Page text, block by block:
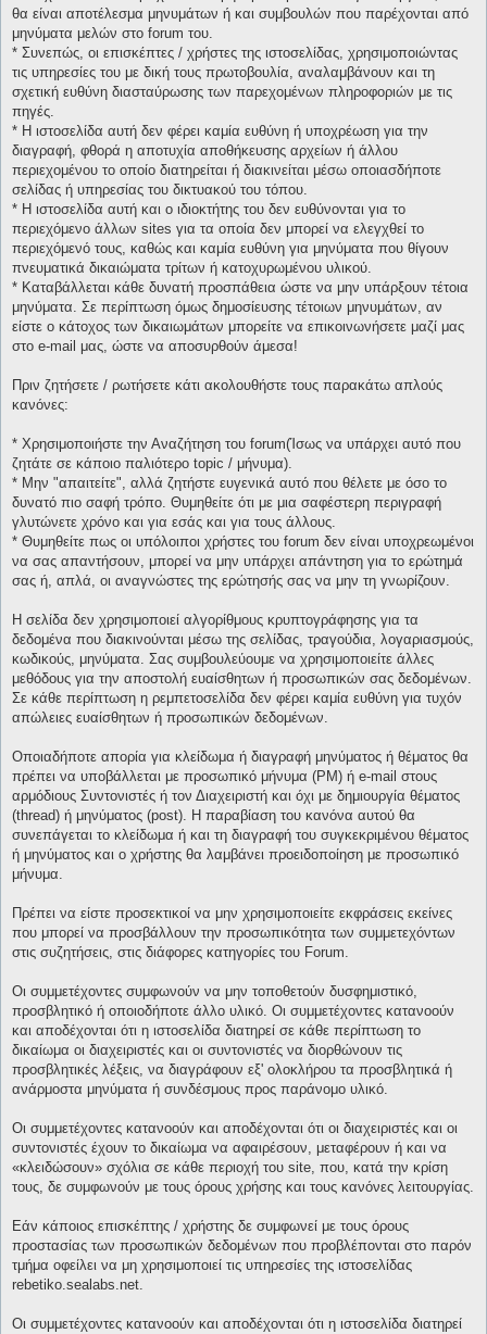
θα είναι αποτέλεσμα μηνυμάτων ή και συμβουλών που παρέχονται από
μηνύματα μελών στο forum του.
* Συνεπώς, οι επισκέπτες / χρήστες της ιστοσελίδας, χρησιμοποιώντας
τις υπηρεσίες του με δική τους πρωτοβουλία, αναλαμβάνουν και τη
σχετική ευθύνη διασταύρωσης των παρεχομένων πληροφοριών με τις
πηγές.
* H ιστοσελίδα αυτή δεν φέρει καμία ευθύνη ή υποχρέωση για την
διαγραφή, φθορά η αποτυχία αποθήκευσης αρχείων ή άλλου
περιεχομένου το οποίο διατηρείται ή διακινείται μέσω οποιασδήποτε
σελίδας ή υπηρεσίας του δικτυακού του τόπου.
* H ιστοσελίδα αυτή και ο ιδιοκτήτης του δεν ευθύνονται για το
περιεχόμενο άλλων sites για τα οποία δεν μπορεί να ελεγχθεί το
περιεχόμενό τους, καθώς και καμία ευθύνη για μηνύματα που θίγουν
πνευματικά δικαιώματα τρίτων ή κατοχυρωμένου υλικού.
* Καταβάλλεται κάθε δυνατή προσπάθεια ώστε να μην υπάρξουν τέτοια
μηνύματα. Σε περίπτωση όμως δημοσίευσης τέτοιων μηνυμάτων, αν
είστε ο κάτοχος των δικαιωμάτων μπορείτε να επικοινωνήσετε μαζί μας
στο e-mail μας, ώστε να αποσυρθούν άμεσα!
Πριν ζητήσετε / ρωτήσετε κάτι ακολουθήστε τους παρακάτω απλούς
κανόνες:
* Χρησιμοποιήστε την Αναζήτηση του forum(Ίσως να υπάρχει αυτό που
ζητάτε σε κάποιο παλιότερο topic / μήνυμα).
* Μην "απαιτείτε", αλλά ζητήστε ευγενικά αυτό που θέλετε με όσο το
δυνατό πιο σαφή τρόπο. Θυμηθείτε ότι με μια σαφέστερη περιγραφή
γλυτώνετε χρόνο και για εσάς και για τους άλλους.
* Θυμηθείτε πως οι υπόλοιποι χρήστες του forum δεν είναι υποχρεωμένοι
να σας απαντήσουν, μπορεί να μην υπάρχει απάντηση για το ερώτημά
σας ή, απλά, οι αναγνώστες της ερώτησής σας να μην τη γνωρίζουν.
Η σελίδα δεν χρησιμοποιεί αλγορίθμους κρυπτογράφησης για τα
δεδομένα που διακινούνται μέσω της σελίδας, τραγούδια, λογαριασμούς,
κωδικούς, μηνύματα. Σας συμβουλεύουμε να χρησιμοποιείτε άλλες
μεθόδους για την αποστολή ευαίσθητων ή προσωπικών σας δεδομένων.
Σε κάθε περίπτωση η ρεμπετοσελίδα δεν φέρει καμία ευθύνη για τυχόν
απώλειες ευαίσθητων ή προσωπικών δεδομένων.
Οποιαδήποτε απορία για κλείδωμα ή διαγραφή μηνύματος ή θέματος θα
πρέπει να υποβάλλεται με προσωπικό μήνυμα (PM) ή e-mail στους
αρμόδιους Συντονιστές ή τον Διαχειριστή και όχι με δημιουργία θέματος
(thread) ή μηνύματος (post). Η παραβίαση του κανόνα αυτού θα
συνεπάγεται το κλείδωμα ή και τη διαγραφή του συγκεκριμένου θέματος
ή μηνύματος και ο χρήστης θα λαμβάνει προειδοποίηση με προσωπικό
μήνυμα.
Πρέπει να είστε προσεκτικοί να μην χρησιμοποιείτε εκφράσεις εκείνες
που μπορεί να προσβάλλουν την προσωπικότητα των συμμετεχόντων
στις συζητήσεις, στις διάφορες κατηγορίες του Forum.
Οι συμμετέχοντες συμφωνούν να μην τοποθετούν δυσφημιστικό,
προσβλητικό ή οποιοδήποτε άλλο υλικό. Οι συμμετέχοντες κατανοούν
και αποδέχονται ότι η ιστοσελίδα διατηρεί σε κάθε περίπτωση το
δικαίωμα οι διαχειριστές και οι συντονιστές να διορθώνουν τις
προσβλητικές λέξεις, να διαγράφουν εξ' ολοκλήρου τα προσβλητικά ή
ανάρμοστα μηνύματα ή συνδέσμους προς παράνομο υλικό.
Οι συμμετέχοντες κατανοούν και αποδέχονται ότι οι διαχειριστές και οι
συντονιστές έχουν το δικαίωμα να αφαιρέσουν, μεταφέρουν ή και να
«κλειδώσουν» σχόλια σε κάθε περιοχή του site, που, κατά την κρίση
τους, δε συμφωνούν με τους όρους χρήσης και τους κανόνες λειτουργίας.
Εάν κάποιος επισκέπτης / χρήστης δε συμφωνεί με τους όρους
προστασίας των προσωπικών δεδομένων που προβλέπονται στο παρόν
τμήμα οφείλει να μη χρησιμοποιεί τις υπηρεσίες της ιστοσελίδας
rebetiko.sealabs.net.
Οι συμμετέχοντες κατανοούν και αποδέχονται ότι η ιστοσελίδα διατηρεί